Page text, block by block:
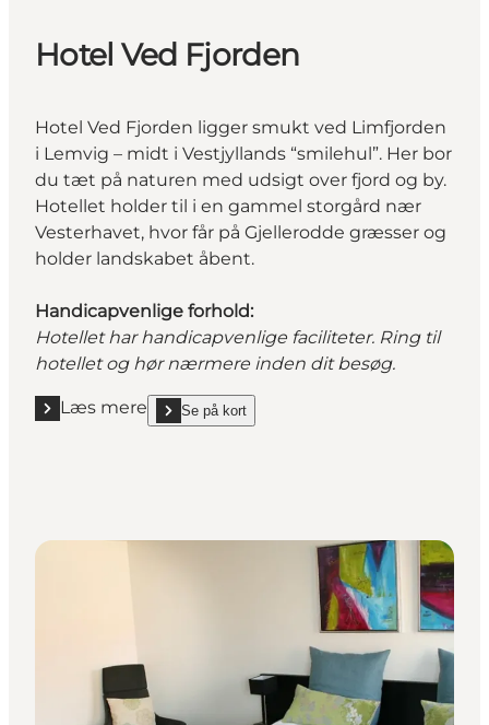
Hotel Ved Fjorden
Hotel Ved Fjorden ligger smukt ved Limfjorden
i Lemvig – midt i Vestjyllands “smilehul”. Her bor
du tæt på naturen med udsigt over fjord og by.
Hotellet holder til i en gammel storgård nær
Vesterhavet, hvor får på Gjellerodde græsser og
holder landskabet åbent.
Handicapvenlige forhold:
Hotellet har handicapvenlige faciliteter. Ring til
hotellet og hør nærmere inden dit besøg.
Læs mere
Læs mere "Hotel Ved Fjorden"
Se på kort
show Hotel Ved Fjorden on_map